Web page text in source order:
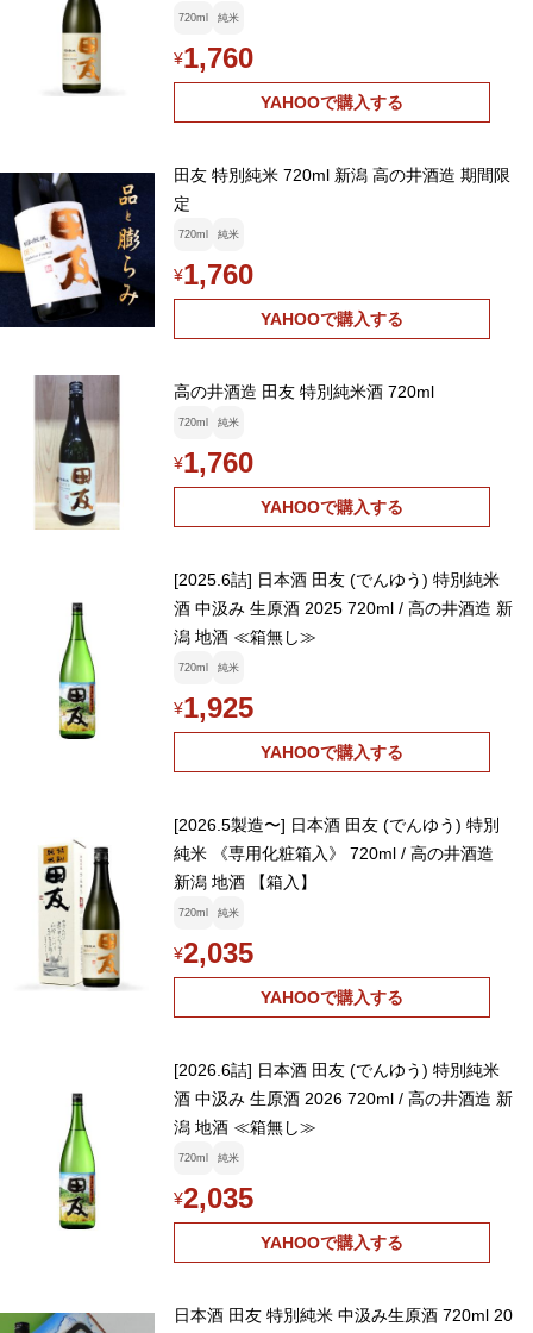
720ml 純米
¥1,760
YAHOOで購入する
田友 特別純米 720ml 新潟 高の井酒造 期間限
定
720ml 純米
¥1,760
YAHOOで購入する
高の井酒造 田友 特別純米酒 720ml
720ml 純米
¥1,760
YAHOOで購入する
[2025.6詰] 日本酒 田友 (でんゆう) 特別純米
酒 中汲み 生原酒 2025 720ml / 高の井酒造 新
潟 地酒 ≪箱無し≫
720ml 純米
¥1,925
YAHOOで購入する
[2026.5製造〜] 日本酒 田友 (でんゆう) 特別
純米 《専用化粧箱入》 720ml / 高の井酒造
新潟 地酒 【箱入】
720ml 純米
¥2,035
YAHOOで購入する
[2026.6詰] 日本酒 田友 (でんゆう) 特別純米
酒 中汲み 生原酒 2026 720ml / 高の井酒造 新
潟 地酒 ≪箱無し≫
720ml 純米
¥2,035
YAHOOで購入する
日本酒 田友 特別純米 中汲み生原酒 720ml 20